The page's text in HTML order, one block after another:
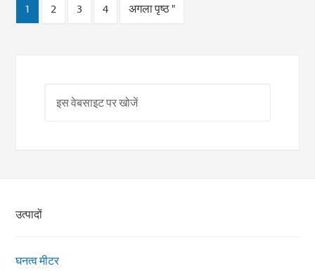
1 2 3 4 अगला पृष्ठ "
उत्पादों
घनत्व मीटर